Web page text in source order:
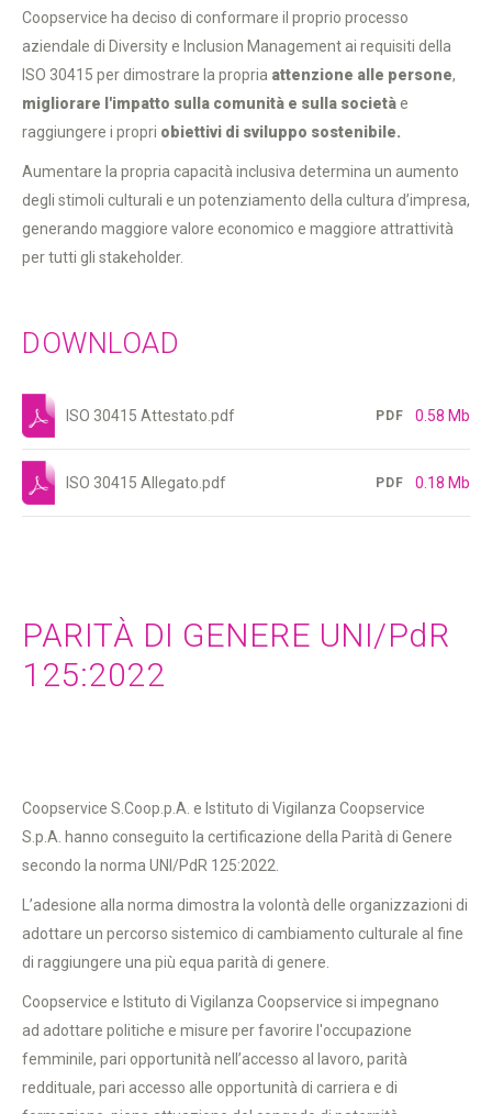
Coopservice ha deciso di conformare il proprio processo
aziendale di Diversity e Inclusion Management ai requisiti della
ISO 30415 per dimostrare la propria attenzione alle persone,
migliorare l'impatto sulla comunità e sulla societàe
raggiungere i propri obiettivi di sviluppo sostenibile.
Aumentare la propria capacità inclusiva determina un aumento
degli stimoli culturali e un potenziamento della cultura d’impresa,
generando maggiore valore economico e maggiore attrattività
per tutti gli stakeholder.
DOWNLOAD
ISO 30415 Attestato.pdf PDF 0.58 Mb
ISO 30415 Allegato.pdf PDF 0.18 Mb
PARITÀ DI GENERE UNI/PdR
125:2022
Coopservice S.Coop.p.A. e Istituto di Vigilanza Coopservice
S.p.A. hanno conseguito la certificazione della Parità di Genere
secondo la norma UNI/PdR 125:2022.
L’adesione alla norma dimostra la volontà delle organizzazioni di
adottare un percorso sistemico di cambiamento culturale al fine
di raggiungere una più equa parità di genere.
Coopservice e Istituto di Vigilanza Coopservice si impegnano
ad adottare politiche e misure per favorire l'occupazione
femminile, pari opportunità nell’accesso al lavoro, parità
reddituale, pari accesso alle opportunità di carriera e di